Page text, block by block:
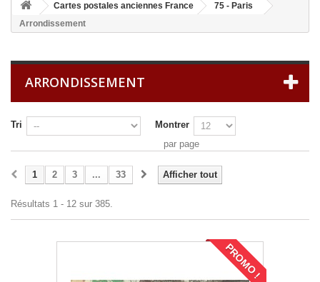
Cartes postales anciennes France
75 - Paris
Arrondissement
ARRONDISSEMENT
Tri
Montrer
par page
Afficher tout
1 2 3 ... 33
Résultats 1 - 12 sur 385.
PROMO !